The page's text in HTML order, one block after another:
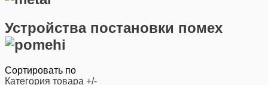
Устройства постановки помех
Сортировать по
Категория товара +/-